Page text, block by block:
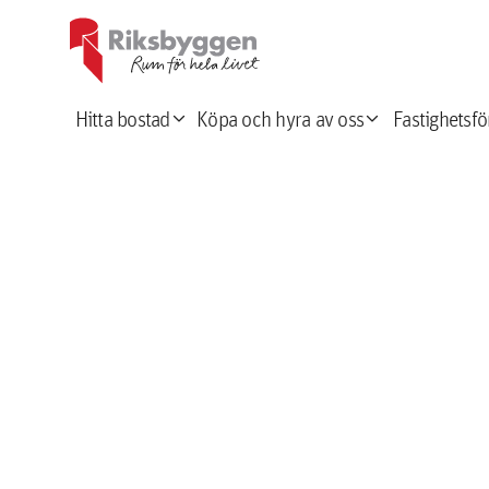
Hitta bostadexpand_more Köpa och hyra av ossexpand_more